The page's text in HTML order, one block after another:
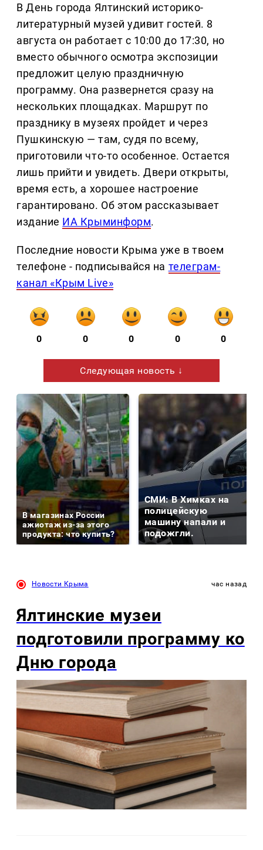
В День города Ялтинский историко-
литературный музей удивит гостей. 8
августа он работает с 10:00 до 17:30, но
вместо обычного осмотра экспозиции
предложит целую праздничную
программу. Она развернется сразу на
нескольких площадках. Маршрут по
празднику в музеях пройдет и через
Пушкинскую — там, судя по всему,
приготовили что-то особенное. Остается
лишь прийти и увидеть. Двери открыты,
время есть, а хорошее настроение
гарантировано. Об этом рассказывает
издание ИА Крыминформ.
Последние новости Крыма уже в твоем
телефоне - подписывайся на телеграм-
канал «Крым Live»
0 0 0 0 0
Следующая новость ↓
В магазинах России
ажиотаж из-за этого
продукта: что купить?
СМИ: В Химках на
полицейскую
машину напали и
подожгли.
Новости Крыма час назад
Ялтинские музеи
подготовили программу ко
Дню города